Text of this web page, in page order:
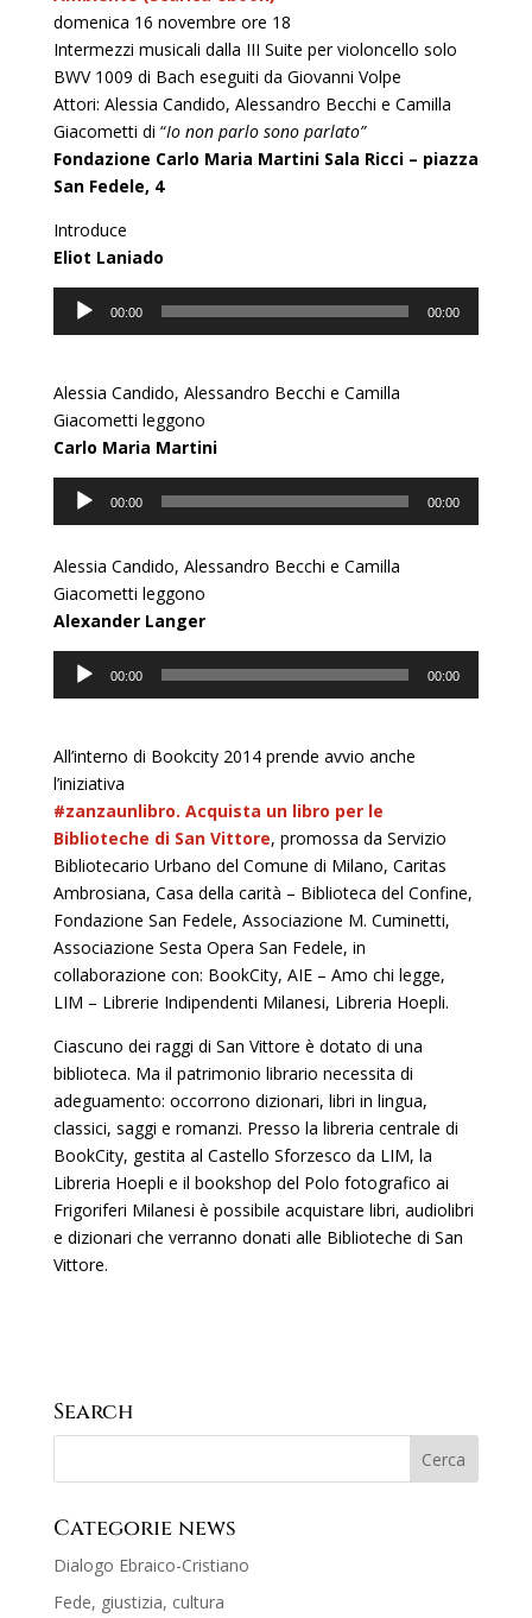
domenica 16 novembre ore 18
Intermezzi musicali dalla III Suite per violoncello solo
BWV 1009 di Bach eseguiti da Giovanni Volpe
Attori: Alessia Candido, Alessandro Becchi e Camilla
Giacometti di “Io non parlo sono parlato”
Fondazione Carlo Maria Martini Sala Ricci – piazza
San Fedele, 4
Introduce
Eliot Laniado
Audio
Player
00:00 00:00
Alessia Candido, Alessandro Becchi e Camilla
Giacometti leggono
Carlo Maria Martini
Audio
Player
00:00 00:00
Alessia Candido, Alessandro Becchi e Camilla
Giacometti leggono
Alexander Langer
Audio
Player
00:00 00:00
All’interno di Bookcity 2014 prende avvio anche
l’iniziativa
#zanzaunlibro. Acquista un libro per le
Biblioteche di San Vittore, promossa da Servizio
Bibliotecario Urbano del Comune di Milano, Caritas
Ambrosiana, Casa della carità – Biblioteca del Confine,
Fondazione San Fedele, Associazione M. Cuminetti,
Associazione Sesta Opera San Fedele, in
collaborazione con: BookCity, AIE – Amo chi legge,
LIM – Librerie Indipendenti Milanesi, Libreria Hoepli.
Ciascuno dei raggi di San Vittore è dotato di una
biblioteca. Ma il patrimonio librario necessita di
adeguamento: occorrono dizionari, libri in lingua,
classici, saggi e romanzi. Presso la libreria centrale di
BookCity, gestita al Castello Sforzesco da LIM, la
Libreria Hoepli e il bookshop del Polo fotografico ai
Frigoriferi Milanesi è possibile acquistare libri, audiolibri
e dizionari che verranno donati alle Biblioteche di San
Vittore.
Search
Categorie news
Dialogo Ebraico-Cristiano
Fede, giustizia, cultura